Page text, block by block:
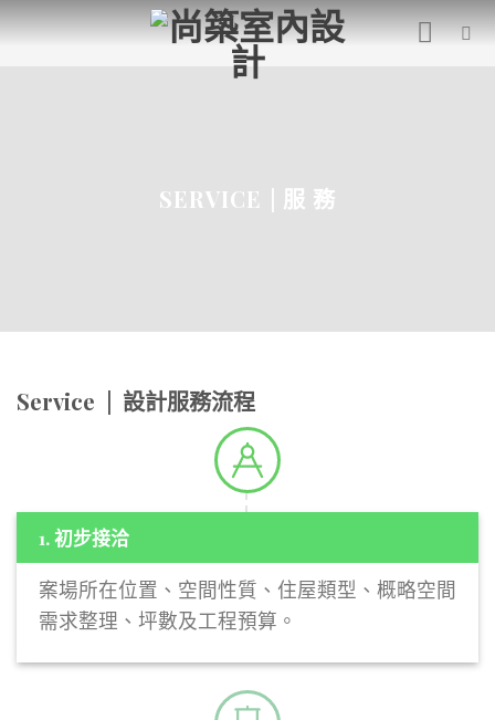
SERVICE | 服 務
Service | 設計服務流程
1. 初步接洽
案場所在位置、空間性質、住屋類型、概略空間
需求整理、坪數及工程預算。